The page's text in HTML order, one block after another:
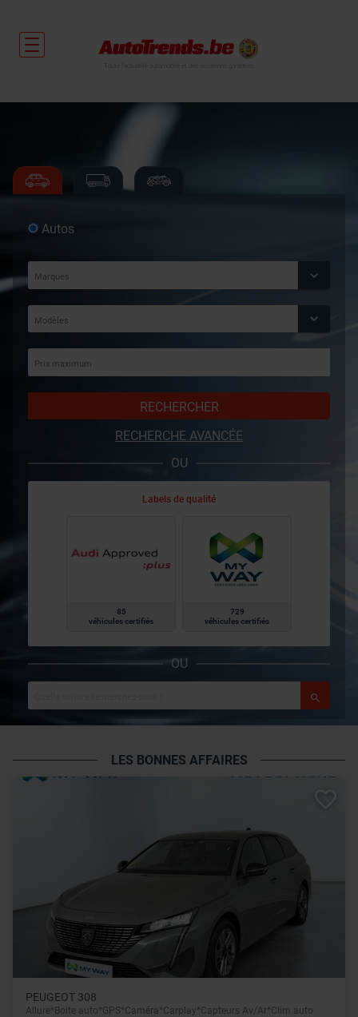
Autos
RECHERCHER
RECHERCHE AVANCÉE
OU
Labels de qualité
85
véhicules certifiés
729
véhicules certifiés
OU
LES BONNES AFFAIRES
PEUGEOT 308
Allure*Boite auto*GPS*Caméra*Carplay*Capteurs Av/Ar*Clim auto